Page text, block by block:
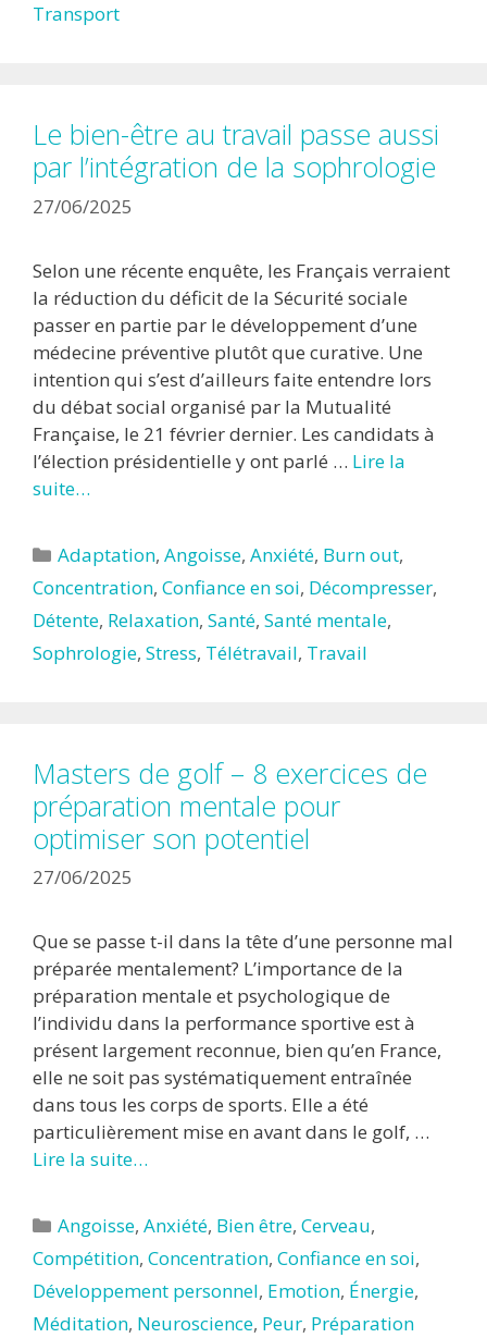
Transport
Le bien-être au travail passe aussi
par l’intégration de la sophrologie
27/06/2025
Selon une récente enquête, les Français verraient
la réduction du déficit de la Sécurité sociale
passer en partie par le développement d’une
médecine préventive plutôt que curative. Une
intention qui s’est d’ailleurs faite entendre lors
du débat social organisé par la Mutualité
Française, le 21 février dernier. Les candidats à
l’élection présidentielle y ont parlé … Lire la
suite…
Catégories
Adaptation,Angoisse,Anxiété, Burn out,
Concentration, Confiance en soi, Décompresser,
Détente, Relaxation, Santé, Santé mentale,
Sophrologie, Stress, Télétravail, Travail
Masters de golf – 8 exercices de
préparation mentale pour
optimiser son potentiel
27/06/2025
Que se passe t-il dans la tête d’une personne mal
préparée mentalement? L’importance de la
préparation mentale et psychologique de
l’individu dans la performance sportive est à
présent largement reconnue, bien qu’en France,
elle ne soit pas systématiquement entraînée
dans tous les corps de sports. Elle a été
particulièrement mise en avant dans le golf, …
Lire la suite…
Catégories
Angoisse,Anxiété, Bien être,Cerveau,
Compétition, Concentration, Confiance en soi,
Développement personnel, Emotion, Énergie,
Méditation, Neuroscience, Peur, Préparation